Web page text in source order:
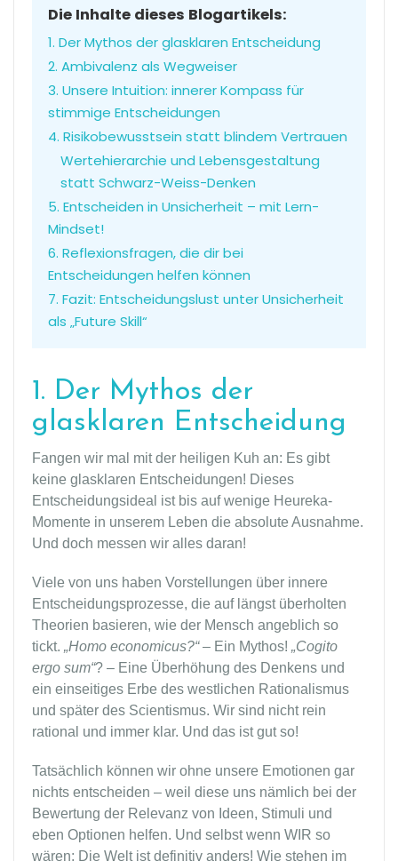
Die Inhalte dieses Blogartikels:
1. Der Mythos der glasklaren Entscheidung
2. Ambivalenz als Wegweiser
3. Unsere Intuition: innerer Kompass für
stimmige Entscheidungen
4. Risikobewusstsein statt blindem Vertrauen
Wertehierarchie und Lebensgestaltung
statt Schwarz-Weiss-Denken
5. Entscheiden in Unsicherheit – mit Lern-
Mindset!
6. Reflexionsfragen, die dir bei
Entscheidungen helfen können
7. Fazit: Entscheidungslust unter Unsicherheit
als „Future Skill“
1. Der Mythos der
glasklaren Entscheidung
Fangen wir mal mit der heiligen Kuh an: Es gibt
keine glasklaren Entscheidungen! Dieses
Entscheidungsideal ist bis auf wenige Heureka-
Momente in unserem Leben die absolute Ausnahme.
Und doch messen wir alles daran!
Viele von uns haben Vorstellungen über innere
Entscheidungsprozesse, die auf längst überholten
Theorien basieren, wie der Mensch angeblich so
tickt. „Homo economicus?“– Ein Mythos! „Cogito
ergo sum“? – Eine Überhöhung des Denkens und
ein einseitiges Erbe des westlichen Rationalismus
und später des Scientismus. Wir sind nicht rein
rational und immer klar. Und das ist gut so!
Tatsächlich können wir ohne unsere Emotionen gar
nichts entscheiden – weil diese uns nämlich bei der
Bewertung der Relevanz von Ideen, Stimuli und
eben Optionen helfen. Und selbst wenn WIR so
wären: Die Welt ist definitiv anders! Wie stehen im